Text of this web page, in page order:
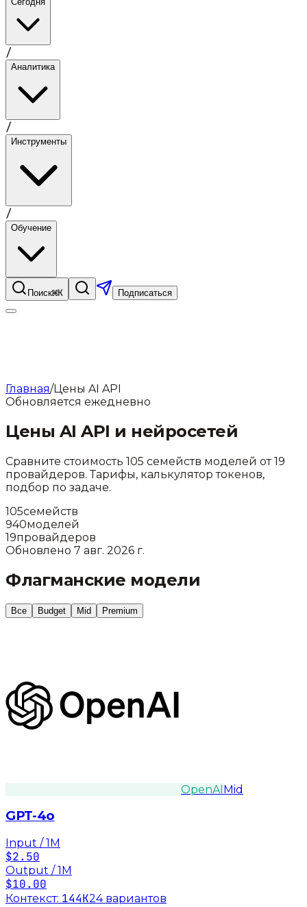
/
Аналитика
/
Инструменты
/
Обучение
Поиск⌘K Подписаться
Главная/Цены AI API
Обновляется ежедневно
Цены AI API и нейросетей
Сравните стоимость 105 семейств моделей от19
провайдеров. Тарифы, калькулятор токенов,
подбор по задаче.
105семейств
940моделей
19провайдеров
Обновлено 7 авг. 2026 г.
Флагманские модели
Все Budget Mid Premium
OpenAIMid
GPT-4o
Input / 1M
$2.50
Output / 1M
$10.00
Контекст: 144K24вариантов